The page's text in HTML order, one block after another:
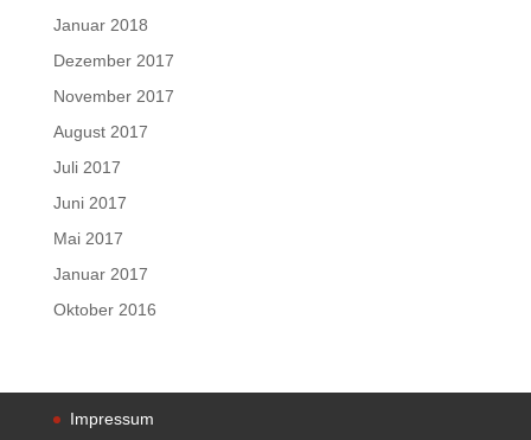
Januar 2018
Dezember 2017
November 2017
August 2017
Juli 2017
Juni 2017
Mai 2017
Januar 2017
Oktober 2016
Impressum